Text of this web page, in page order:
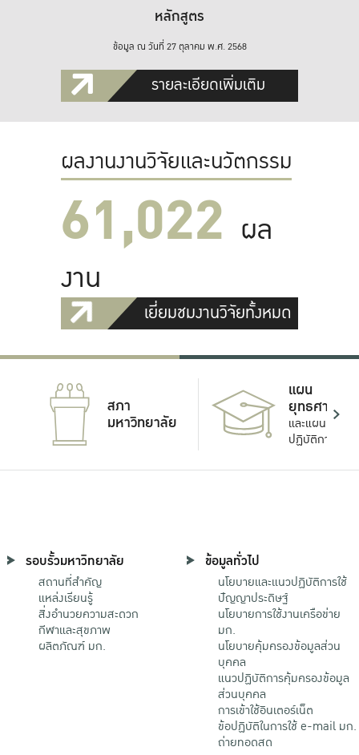
หลักสูตร
ข้อมูล ณ วันที่ 27 ตุลาคม พ.ศ. 2568
รายละเอียดเพิ่มเติม
ผลงานงานวิจัยและนวัตกรรม
61,022 ผล
งาน
เยี่ยมชมงานวิจัยทั้งหมด
สภา
มหาวิทยาลัย
แผน
ยุทธศาสตร์
และแผน
ปฏิบัติการ
รอบรั้วมหาวิทยาลัย
สถานที่สำคัญ
แหล่งเรียนรู้
สิ่งอำนวยความสะดวก
กีฬาและสุขภาพ
ผลิตภัณฑ์ มก.
ข้อมูลทั่วไป
นโยบายและแนวปฏิบัติการใช้
ปัญญาประดิษฐ์
นโยบายการใช้งานเครือข่าย
มก.
นโยบายคุ้มครองข้อมูลส่วน
บุคคล
แนวปฏิบัติการคุ้มครองข้อมูล
ส่วนบุคคล
การเข้าใช้อินเตอร์เน็ต
ข้อปฏิบัติในการใช้ e-mail มก.
ถ่ายทอดสด